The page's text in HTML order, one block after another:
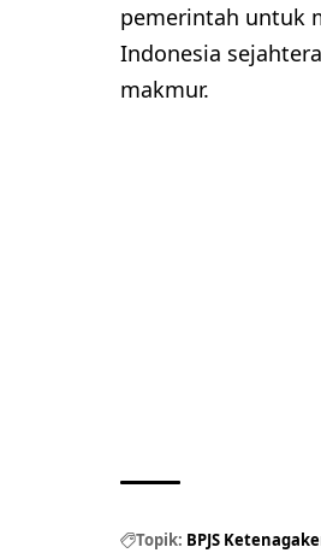
pemerintah untuk
Indonesia
makmur.
Topik: BPJS